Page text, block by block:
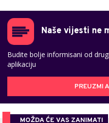
Naše vijesti ne
Budite bolje informisani od
aplikaciju
PREUZMI
MOŽDA ĆE VAS ZANIMATI